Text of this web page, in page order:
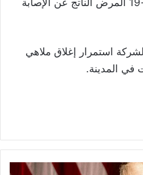
ارتفاع حالات الإصابة بكوفيد-19 المرض الناتج عن الإصابة
استمرار إغلاق ملاهي
في المدينة.